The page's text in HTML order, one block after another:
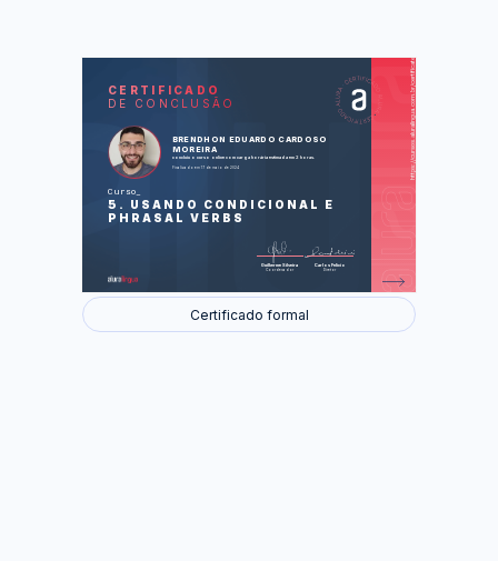
CERTIFICADO
DE CONCLUSÃO
BRENDHON EDUARDO CARDOSO
MOREIRA
concluiu o curso online com carga horária estimada em 2 horas.
Finalizado em 17 de maio de 2024
Curso
5. USANDO CONDICIONAL E
PHRASAL VERBS
Guilherme Silveira
Coordenador
Carlos Felício
Diretor
LAS
Detective stories (Histórias de
detetive)
What would you like to have? (Do que
Certificado formal